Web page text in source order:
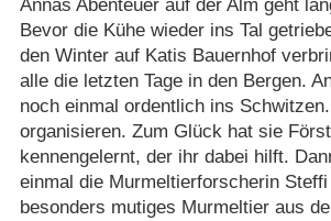
Annas Abenteuer auf der Alm geht
Bevor die Kühe wieder ins Tal
den Winter auf Katis Bauernhof
alle die letzten Tage in den Bergen.
noch einmal ordentlich ins
organisieren. Zum Glück hat sie
kennengelernt, der ihr dabei hilft.
einmal die Murmeltierforscherin
besonders mutiges Murmeltier aus